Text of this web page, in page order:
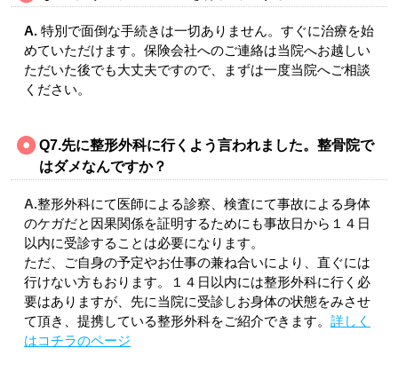
A. 特別で面倒な手続きは一切ありません。すぐに治療を始
めていただけます。保険会社へのご連絡は当院へお越しい
ただいた後でも大丈夫ですので、まずは一度当院へご相談
ください。
Q7.先に整形外科に行くよう言われました。整骨院で
はダメなんですか？
A.整形外科にて医師による診察、検査にて事故による身体
のケガだと因果関係を証明するためにも事故日から１４日
以内に受診することは必要になります。
ただ、ご自身の予定やお仕事の兼ね合いにより、直ぐには
行けない方もおります。１４日以内には整形外科に行く必
要はありますが、先に当院に受診しお身体の状態をみさせ
て頂き、提携している整形外科をご紹介できます。 詳しく
はコチラのページ